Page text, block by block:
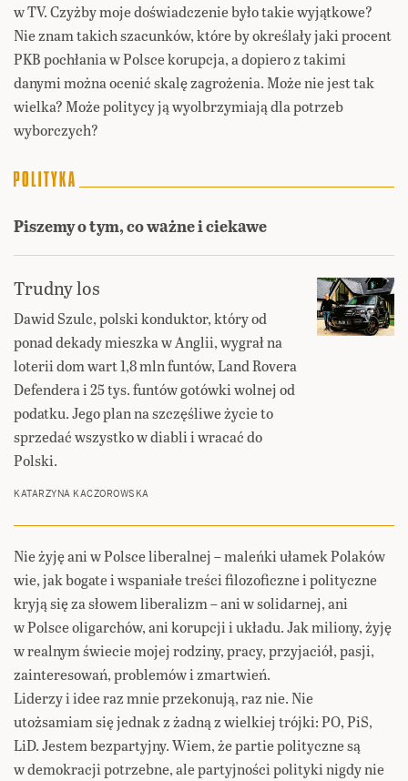
w TV. Czyżby moje doświadczenie było takie wyjątkowe?
Nie znam takich szacunków, które by określały jaki procent
PKB pochłania w Polsce korupcja, a dopiero z takimi
danymi można ocenić skalę zagrożenia. Może nie jest tak
wielka? Może politycy ją wyolbrzymiają dla potrzeb
wyborczych?
Piszemy o tym, co ważne i ciekawe
Trudny los
Dawid Szulc, polski konduktor, który od
ponad dekady mieszka w Anglii, wygrał na
loterii dom wart 1,8 mln funtów, Land Rovera
Defendera i 25 tys. funtów gotówki wolnej od
podatku. Jego plan na szczęśliwe życie to
sprzedać wszystko w diabli i wracać do
Polski.
KATARZYNA KACZOROWSKA
Nie żyję ani w Polsce liberalnej – maleńki ułamek Polaków
wie, jak bogate i wspaniałe treści filozoficzne i polityczne
kryją się za słowem liberalizm – ani w solidarnej, ani
w Polsce oligarchów, ani korupcji i układu. Jak miliony, żyję
w realnym świecie mojej rodziny, pracy, przyjaciół, pasji,
zainteresowań, problemów i zmartwień.
Liderzy i idee raz mnie przekonują, raz nie. Nie
utożsamiam się jednak z żadną z wielkiej trójki: PO, PiS,
LiD. Jestem bezpartyjny. Wiem, że partie polityczne są
w demokracji potrzebne, ale partyjności polityki nigdy nie